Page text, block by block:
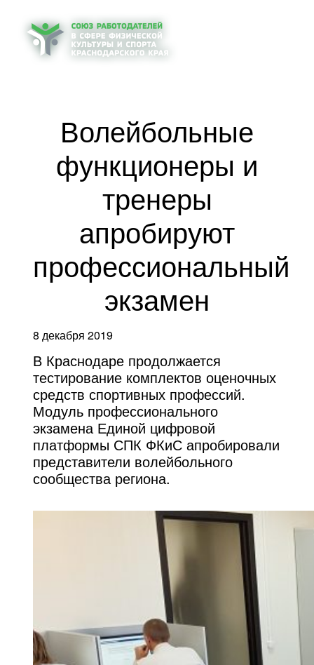
Волейбольные
функционеры и
тренеры
апробируют
профессиональный
экзамен
8 декабря 2019
В Краснодаре продолжается
тестирование комплектов оценочных
средств спортивных профессий.
Модуль профессионального
экзамена Единой цифровой
платформы СПК ФКиС апробировали
представители волейбольного
сообщества региона.